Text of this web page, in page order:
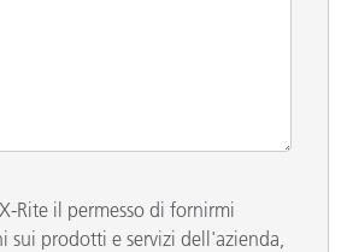
Rite il permesso di fornirmi
sui prodotti e servizi dell'azienda,